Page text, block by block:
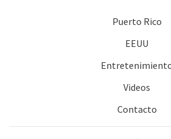
Puerto Rico
EEUU
Videos
Contacto